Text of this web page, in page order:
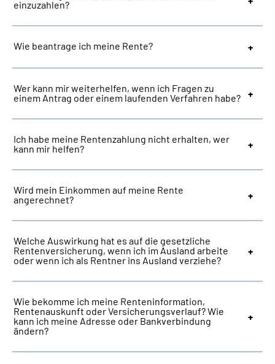
Leichte Sprache
Mein Kundenportal
einzuzahlen?
Wie beantrage ich meine Rente?
Wer kann mir weiterhelfen, wenn ich Fragen zu
einem Antrag oder einem laufenden Verfahren habe?
Ich habe meine Rentenzahlung nicht erhalten, wer
kann mir helfen?
Wird mein Einkommen auf meine Rente
angerechnet?
Welche Auswirkung hat es auf die gesetzliche
Rentenversicherung, wenn ich im Ausland arbeite
oder wenn ich als Rentner ins Ausland verziehe?
Wie bekomme ich meine Renteninformation,
Rentenauskunft oder Versicherungsverlauf? Wie
kann ich meine Adresse oder Bankverbindung
ändern?